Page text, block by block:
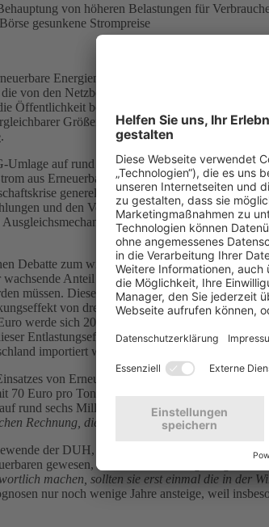
von höheren Belastungen für
gesunkene Strompreise
Energien Gesetzes (EEG) wachsende
von den Netzbetreibern am vergangenen
Öffentlichkeit bewusst oder unbewusst in die
Größenordnung gegenüber.„Wer die
.
Umlage auf rund 2 Cent pro Kilowattstunde
aus Erneuerbaren Energien. Die
generell gesunkenen Börsenpreises
und den Vermarktungserlösen an der
dem Strom aus
Debatte zum wiederholten Mal
wachsende Anteil Erneuerbarer Energien an der
müssen. Dieser so genannte „Merit-Order-
von drei bis etwas mehr als vier
werde sich 2010 der Wert der durch Strom aus
Entlastungseffekt entsprechend. Hinzu
importiert werden müssen. Für das Jahr
von Erneuerbaren Energien ergebe sich
70 Euro pro Tonne CO2 fünfmal höher als die
rund sechs Milliarden Euro, wobei die
Rechnung, die die Entlastungseffekte
der DUH,
, forderte die
gewesen, die für die Preissteigerungen der
machen, sollten sie erst einmal die in der
nur noch wenige Jahre ansteige, weil